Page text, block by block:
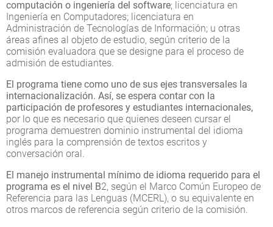
computación o ingeniería del software; licenciatura en
Ingeniería en Computadores; licenciatura en
Administración de Tecnologías de Información; u otras
áreas afines al objeto de estudio, según criterio de la
comisión evaluadora que se designe para el proceso de
admisión de estudiantes.
El programa tiene como uno de sus ejes transversales la
internacionalización. Así, se espera contar con la
participación de profesores y estudiantes internacionales,
por lo que es necesario que quienes deseen cursar el
programa demuestren dominio instrumental del idioma
inglés para la comprensión de textos escritos y
conversación oral.
El manejo instrumental mínimo de idioma requerido para el
programa es el nivel B2, según el Marco Común Europeo de
Referencia para las Lenguas (MCERL), o su equivalente en
otros marcos de referencia según criterio de la comisión.